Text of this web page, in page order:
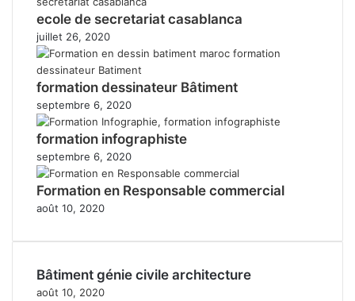
ecole de secretariat casablanca
juillet 26, 2020
formation dessinateur Bâtiment
septembre 6, 2020
formation infographiste
septembre 6, 2020
Formation en Responsable commercial
août 10, 2020
Bâtiment génie civile architecture
août 10, 2020